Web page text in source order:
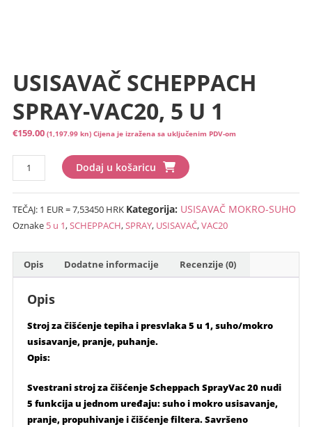
USISAVAČ SCHEPPACH
SPRAY-VAC20, 5 U 1
€159.00 (1,197.99 kn) Cijena je izražena sa uključenim PDV-om
USISAVAČ
SCHEPPACH
SPRAY-
VAC20,
5
količina
Dodaj u košaricu
TEČAJ: 1 EUR = 7,53450 HRK Kategorija: USISAVAČ MOKRO-SUHO
Oznake 5 u 1,SCHEPPACH,SPRAY, USISAVAČ,VAC20
Opis Dodatne informacije Recenzije (0)
Opis
Stroj za čišćenje tepiha i presvlaka 5 u 1, suho/mokro
usisavanje, pranje, puhanje.
Opis:
Svestrani stroj za čišćenje Scheppach SprayVac 20 nudi
5 funkcija u jednom uređaju: suho i mokro usisavanje,
pranje, propuhivanje i čišćenje filtera. Savršeno